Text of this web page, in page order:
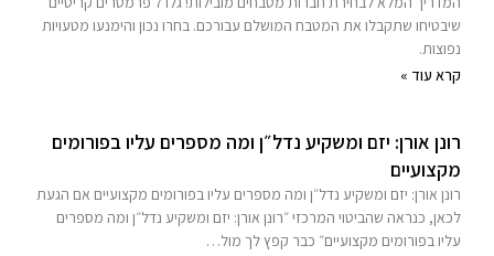
שיבטיחו שתקבלו את המטבח המושלם עבורכם. בחרו נכון והימנעו מטעויות
נפוצות.
קרא עוד »
רונן אורן: יזם ומשקיע נדל״ן ומה מספרים עליו בפורומים
מקצועיים
רונן אורן: יזם ומשקיע נדל״ן ומה מספרים עליו בפורומים מקצועיים אם הגעת
לכאן, כנראה שהביטוי המרכזי ״רונן אורן: יזם ומשקיע נדל״ן ומה מספרים
עליו בפורומים מקצועיים״ כבר קפץ לך מול…